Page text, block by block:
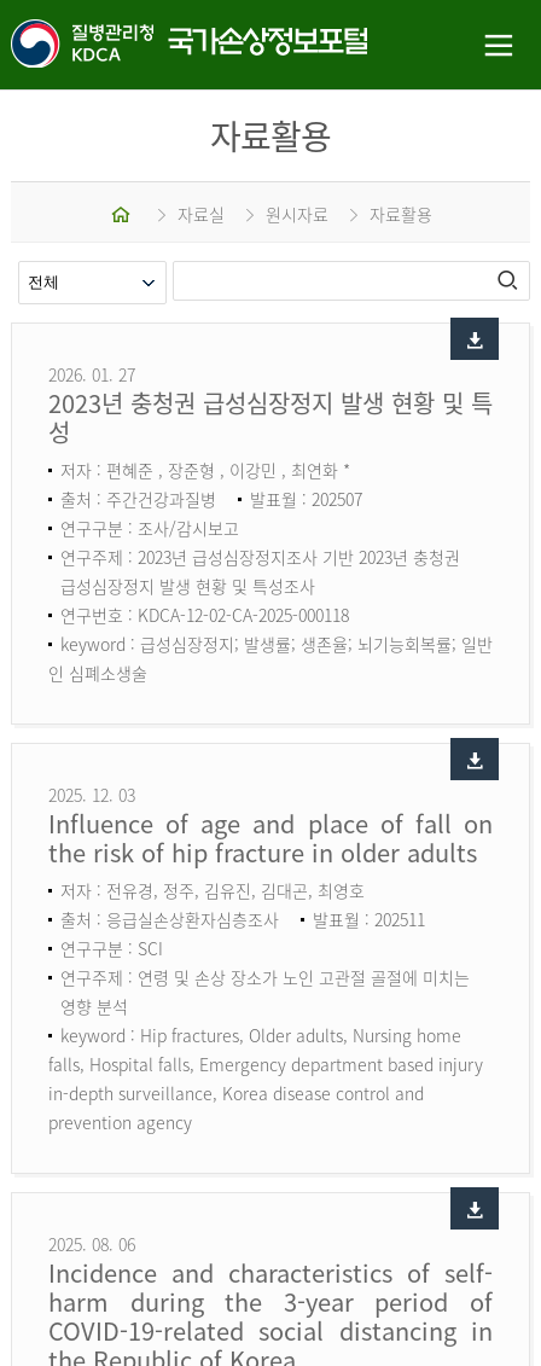
자료활용
홈 자료실 원시자료 자료활용
2026. 01. 27
2023년 충청권 급성심장정지 발생 현황 및 특
성
저자 : 편혜준 , 장준형 , 이강민 , 최연화 *
출처 : 주간건강과질병
발표월 : 202507
연구구분 : 조사/감시보고
연구주제 : 2023년 급성심장정지조사 기반 2023년 충청권
급성심장정지 발생 현황 및 특성조사
연구번호 : KDCA-12-02-CA-2025-000118
keyword : 급성심장정지; 발생률; 생존율; 뇌기능회복률; 일반
인 심폐소생술
2025. 12. 03
Influence of age and place of fall on
the risk of hip fracture in older adults
저자 : 전유경, 정주, 김유진, 김대곤, 최영호
출처 : 응급실손상환자심층조사
발표월 : 202511
연구구분 : SCI
연구주제 : 연령 및 손상 장소가 노인 고관절 골절에 미치는
영향 분석
keyword : Hip fractures, Older adults, Nursing home
falls, Hospital falls, Emergency department based injury
in-depth surveillance, Korea disease control and
prevention agency
2025. 08. 06
Incidence and characteristics of self-
harm during the 3-year period of
COVID-19-related social distancing in